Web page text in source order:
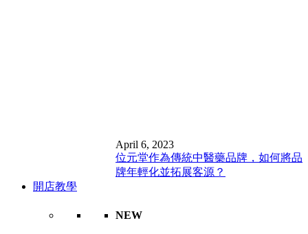
April 6, 2023
位元堂作為傳統中醫藥品牌，如何將品
牌年輕化並拓展客源？
開店教學
NEW